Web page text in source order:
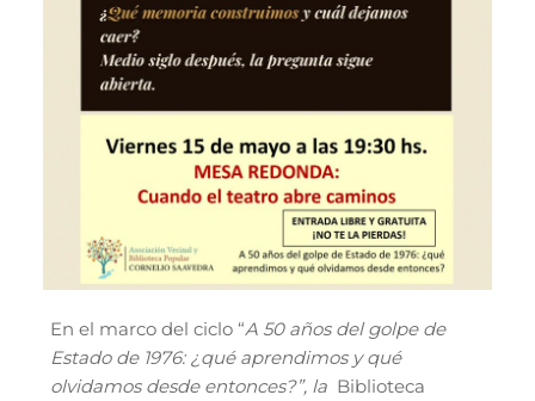
En el marco del ciclo “A 50 años del golpe de
Estado de 1976: ¿qué aprendimos y qué
olvidamos desde entonces?”, laBiblioteca